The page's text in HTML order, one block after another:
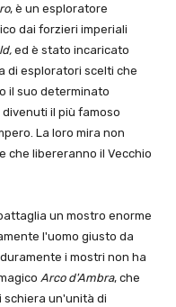
, è un esploratore
dai forzieri imperiali
ed è stato incaricato
di esploratori scelti che
il suo determinato
il più famoso
La loro mira non
che libereranno il Vecchio
un mostro enorme
l'uomo giusto da
i mostri non ha
Arco d'Ambra, che
schiera un'unità di